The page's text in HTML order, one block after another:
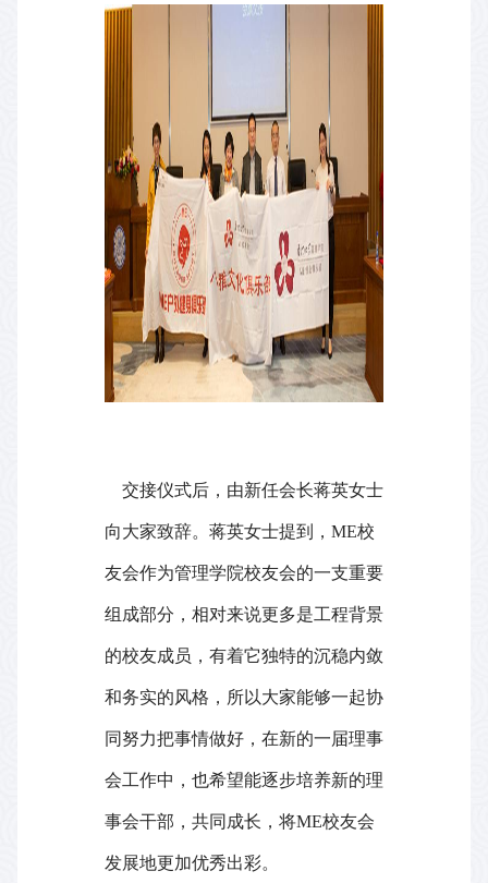
交接仪式后，由新任会长蒋英女士
向大家致辞。蒋英女士提到， ME校
友会作为管理学院校友会的一支重要
组成部分，相对来说更多是工程背景
的校友成员，有着它独特的沉稳内敛
和务实的风格，所以大家能够一起协
同努力把事情做好，在新的一届理事
会工作中，也希望能逐步培养新的理
事会干部，共同成长，将ME校友会
发展地更加优秀出彩。